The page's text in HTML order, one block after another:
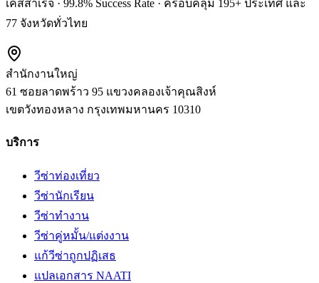
เคสสำเร็จ · 99.8% Success Rate · ครอบคลุม 195+ ประเทศ และ
77 จังหวัดทั่วไทย
สำนักงานใหญ่
61 ซอยลาดพร้าว 95 แขวงคลองเจ้าคุณสิงห์
เขตวังทองหลาง กรุงเทพมหานคร 10310
บริการ
วีซ่าท่องเที่ยว
วีซ่านักเรียน
วีซ่าทำงาน
วีซ่าคู่หมั้น/แต่งงาน
แก้วีซ่าถูกปฏิเสธ
แปลเอกสาร NAATI